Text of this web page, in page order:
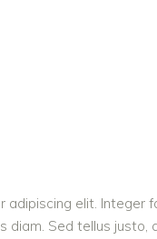
elit. Integer
diam. Sed tellus